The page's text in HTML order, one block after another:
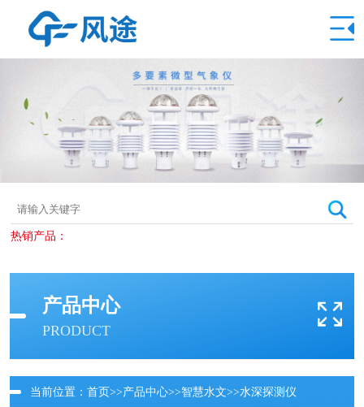
热销产品：
产品中心
PRODUCT
当前位置： 首页>>产品中心>>智慧水文>>水深探测仪